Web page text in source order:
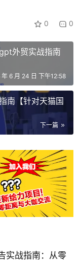
0 0
外贸实战指南
6 月 24 日 下午12:58
南【针对天猫国
下一篇
实战指南：从零